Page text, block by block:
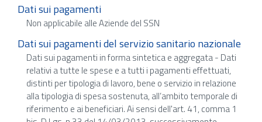
Dati sui pagamenti
Non applicabile alle Aziende del SSN
Dati sui pagamenti del servizio sanitario nazionale
Dati sui pagamenti in forma sintetica e aggregata - Dati
relativi a tutte le spese e a tutti i pagamenti effettuati,
distinti per tipologia di lavoro, bene o servizio in relazione
alla tipologia di spesa sostenuta, all’ambito temporale di
riferimento e ai beneficiari. Ai sensi dell'art. 41, comma 1